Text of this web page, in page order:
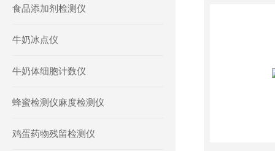
食品添加剂检测仪
牛奶冰点仪
牛奶体细胞计数仪
蜂蜜检测仪麻度检测仪
鸡蛋药物残留检测仪